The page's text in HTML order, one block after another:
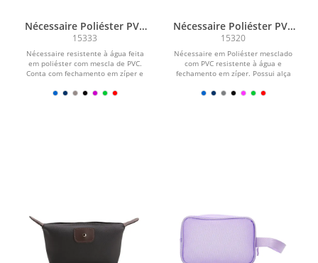
Nécessaire Poliéster PVC
Mescla
15333
Nécessaire resistente à água feita
em poliéster com mescla de PVC.
Conta com fechamento em zíper e
Nécessaire Poliéster PVC
Mescla
15320
Nécessaire em Poliéster mesclado
com PVC resistente à água e
fechamento em zíper. Possui alça